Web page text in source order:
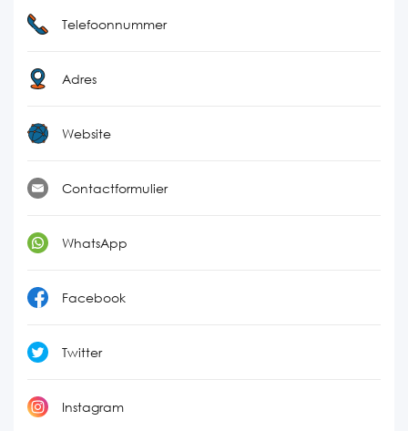
Telefoonnummer
Adres
Website
Contactformulier
WhatsApp
Facebook
Twitter
Instagram